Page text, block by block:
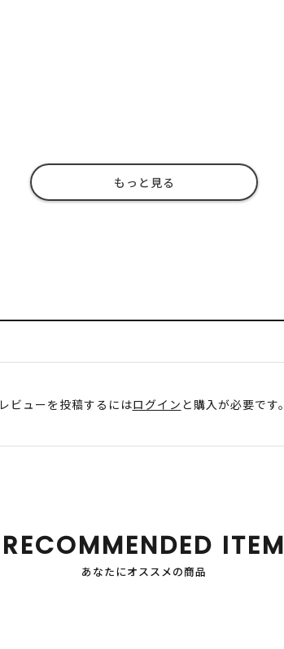
もっと見る
レビューを投稿するにはログイン と購入が必要です。
RECOMMENDED ITEM
あなたにオススメの商品